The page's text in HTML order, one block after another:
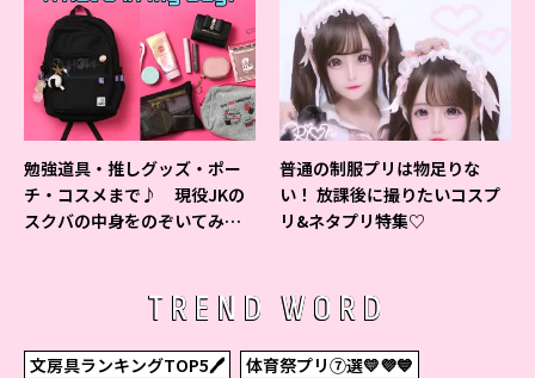
勉強道具・推しグッズ・ポー
チ・コスメまで♪ 現役JKの
スクバの中身をのぞいてみ
普通の制服プリは物足りな
い！ 放課後に撮りたいコスプ
リ&ネタプリ特集♡
TREND WORD
文房具ランキングTOP5🖊
体育祭プリ⑦選💛💜💙